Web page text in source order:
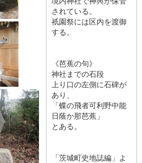
されている。
祇園祭には区内を渡御
する。
《芭蕉の句》
神社までの石段
上り口の左側に石碑が
あり、
「蝶の飛者可利野中能
日蔭か那芭蕉」
とある。
「茨城町史地誌編」よ